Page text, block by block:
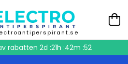
rabatten 2d :21h :42m :52